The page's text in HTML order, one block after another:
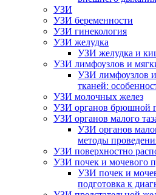
УЗИ
УЗИ беременности
УЗИ гинекология
УЗИ желудка
УЗИ желудка и
УЗИ лимфоузлов и
УЗИ лимфоузлов
тканей:
УЗИ молочных желез
УЗИ органов брюшной
УЗИ органов малого
УЗИ органов
методы
УЗИ поверхностно
УЗИ почек и мочевого
УЗИ почек и
подготовка к